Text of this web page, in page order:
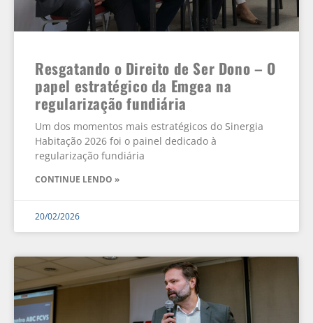
Resgatando o Direito de Ser Dono – O
papel estratégico da Emgea na
regularização fundiária
Um dos momentos mais estratégicos do Sinergia
Habitação 2026 foi o painel dedicado à
regularização fundiária
CONTINUE LENDO »
20/02/2026